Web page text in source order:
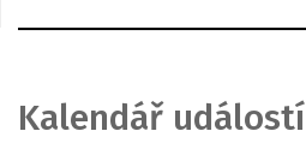
Kalendář událostí